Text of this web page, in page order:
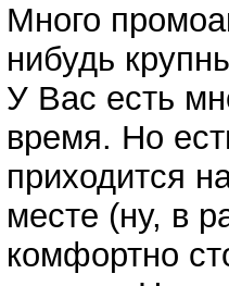
Много
нибудь
У Вас есть
время. Но
приходится
месте (ну, в
комфортно